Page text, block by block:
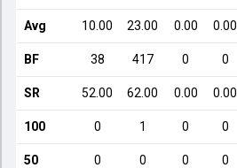
Avg 10.00 23.00 0.00 0.00
BF 38 417 0 0
SR 52.00 62.00 0.00 0.00
100 0 1 0 0
50 0 0 0 0